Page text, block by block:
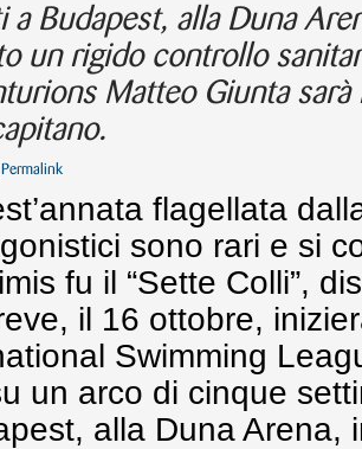
Budapest, alla Duna
un rigido controllo
Matteo Giunta sarà
Permalink
flagellata
sono rari e si
fu il “Sette Colli”,
il 16 ottobre,
Swimming
un arco di cinque
alla Duna Arena,